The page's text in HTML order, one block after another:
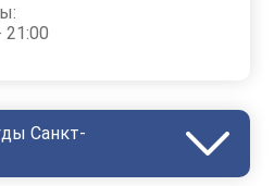
21:00
Санкт-